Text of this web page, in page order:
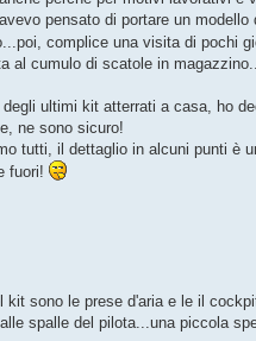
pensato di portare un
complice una visita di pochi
al cumulo di scatole in
ultimi kit atterrati a casa, ho
ne sono sicuro!
tutti, il dettaglio in alcuni punti è
fuori!
kit sono le prese d'aria e le il
spalle del pilota...una piccola